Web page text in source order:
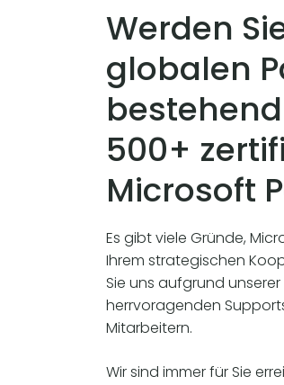
Werden
globalen
500+
Microsoft
Es gibt viele Gründe,
Ihrem strategischen
Sie uns aufgrund
herrvoragenden
Mitarbeitern.
Wir sind immer für Sie